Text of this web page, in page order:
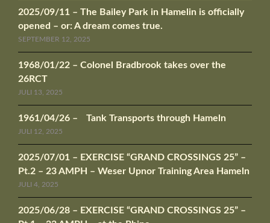
2025/09/11 – The Bailey Park in Hamelin is officially
opened – or: A dream comes true.
SEPTEMBER 12, 2025
1968/01/22 – Colonel Bradbrook takes over the
26RCT
JULI 13, 2025
1961/04/26 – Tank Transports through Hameln
JULI 12, 2025
2025/07/01 – EXERCISE “GRAND CROSSINGS 25” –
Pt.2 – 23 AMPH – Weser Upnor Training Area Hameln
JULI 4, 2025
2025/06/28 – EXERCISE “GRAND CROSSINGS 25” –